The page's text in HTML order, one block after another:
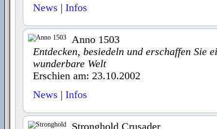
News | Infos
Anno 1503
Entdecken, besiedeln und erschaffen Sie
wunderbare Welt
Erschien am: 23.10.2002
News | Infos
Stronghold Crusader